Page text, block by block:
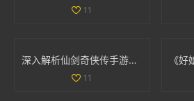
11
深入解析仙剑奇侠传手游情缘系统的独特魅力与玩法
11